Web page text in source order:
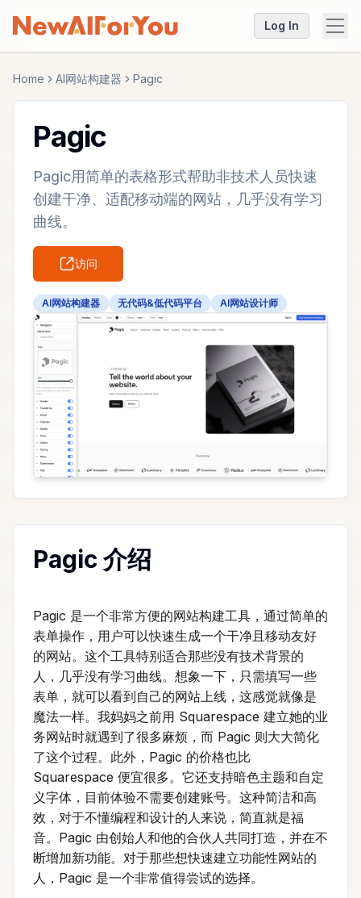
Log In
Home AI网站构建器 Pagic
Pagic
Pagic用简单的表格形式帮助非技术人员快速
创建干净、适配移动端的网站，几乎没有学习
曲线。
访问
AI网站构建器 无代码&低代码平台 AI网站设计师
Pagic 介绍
Pagic 是一个非常方便的网站构建工具，通过简单的
表单操作，用户可以快速生成一个干净且移动友好
的网站。这个工具特别适合那些没有技术背景的
人，几乎没有学习曲线。想象一下，只需填写一些
表单，就可以看到自己的网站上线，这感觉就像是
魔法一样。我妈妈之前用 Squarespace 建立她的业
务网站时就遇到了很多麻烦，而 Pagic 则大大简化
了这个过程。此外，Pagic 的价格也比
Squarespace 便宜很多。它还支持暗色主题和自定
义字体，目前体验不需要创建账号。这种简洁和高
效，对于不懂编程和设计的人来说，简直就是福
音。Pagic 由创始人和他的合伙人共同打造，并在不
断增加新功能。对于那些想快速建立功能性网站的
人，Pagic 是一个非常值得尝试的选择。